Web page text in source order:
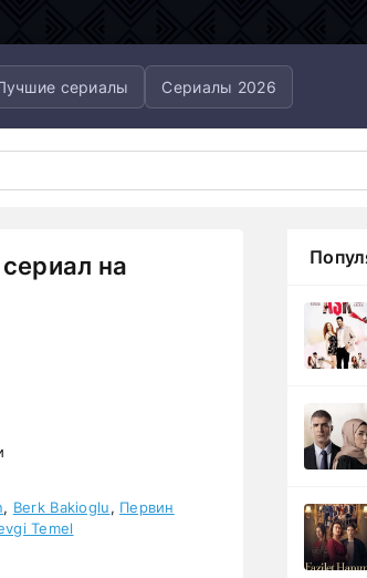
сериалы Сериалы 2026
на
, Berk Bakioglu, Первин
Temel